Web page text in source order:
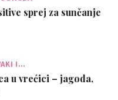
sprej za sunčanje
I…
u vrećici – jagoda,